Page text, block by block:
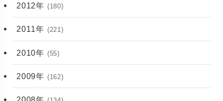
2012年 (180)
2011年 (221)
2010年 (55)
2009年 (162)